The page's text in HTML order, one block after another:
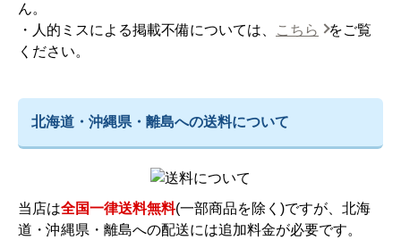
ん。
・人的ミスによる掲載不備については、
こちら
をご覧
ください。
北海道・沖縄県・離島への送料について
当店は全国一律送料無料(一部商品を除く)ですが、北海
道・沖縄県・離島への配送には追加料金が必要です。